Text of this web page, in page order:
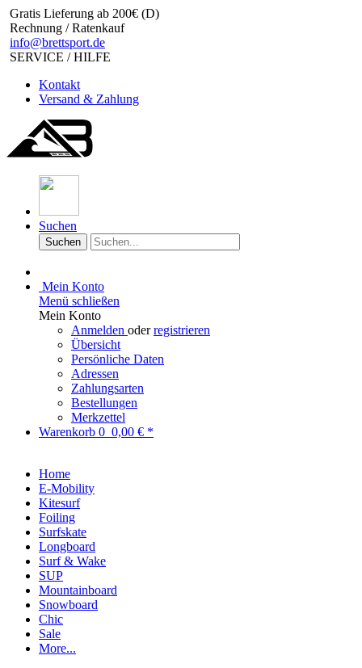
Gratis Lieferung ab 200€ (D)
Rechnung / Ratenkauf
info@brettsport.de
SERVICE / HILFE
Kontakt
Versand & Zahlung
Suchen
Suchen
Mein Konto
Menü schließen
Mein Konto
Anmelden oderregistrieren
Übersicht
Persönliche Daten
Adressen
Zahlungsarten
Bestellungen
Merkzettel
Warenkorb 0 0,00 € *
Home
E-Mobility
Kitesurf
Foiling
Surfskate
Longboard
Surf & Wake
SUP
Mountainboard
Snowboard
Chic
Sale
More...